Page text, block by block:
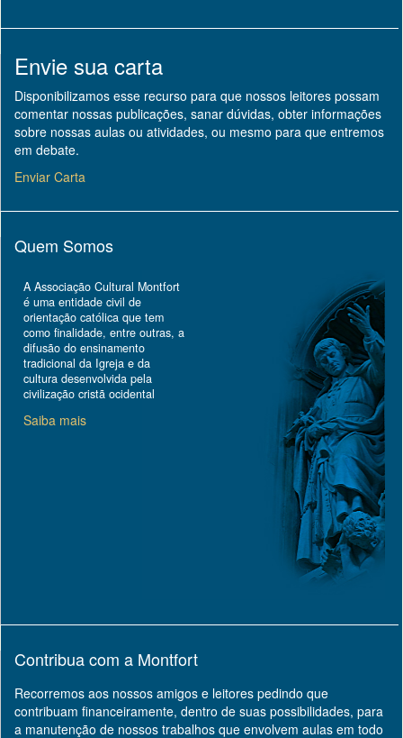
Envie sua carta
Disponibilizamos esse recurso para que nossos leitores possam
comentar nossas publicações, sanar dúvidas, obter informações
sobre nossas aulas ou atividades, ou mesmo para que entremos
em debate.
Enviar Carta
Quem Somos
A Associação Cultural Montfort
é uma entidade civil de
orientação católica que tem
como finalidade, entre outras, a
difusão do ensinamento
tradicional da Igreja e da
cultura desenvolvida pela
civilização cristã ocidental
Saiba mais
Contribua com a Montfort
Recorremos aos nossos amigos e leitores pedindo que
contribuam financeiramente, dentro de suas possibilidades, para
a manutenção de nossos trabalhos que envolvem aulas em todo